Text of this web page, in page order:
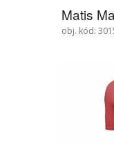
Matis
obj. kód: